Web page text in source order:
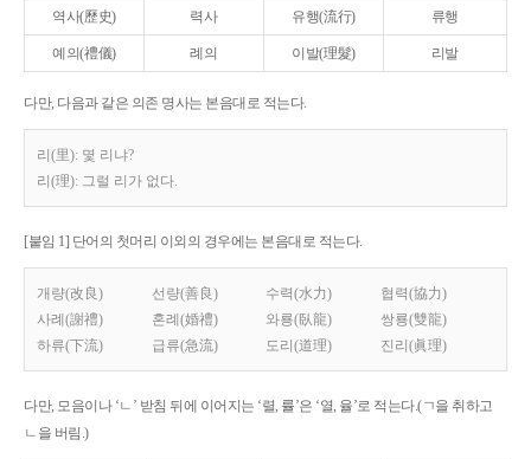
역사(歷史) 력사 유행(流行) 류행
예의(禮儀) 례의 이발(理髮) 리발
다만, 다음과 같은 의존 명사는 본음대로 적는다.
리(里): 몇 리냐?
리(理): 그럴 리가 없다.
[붙임 1] 단어의 첫머리 이외의 경우에는 본음대로 적는다.
개량(改良) 선량(善良) 수력(水力)
협력(協力)
사례(謝禮)
혼례(婚禮) 와룡(臥龍)
쌍룡(雙龍)
하류(下流)
급류(急流) 도리(道理) 진리(眞理)
다만, 모음이나 ‘ㄴ’ 받침 뒤에 이어지는 ‘렬, 률’은 ‘열, 율’로 적는다.(ㄱ을 취하고
ㄴ을 버림.)